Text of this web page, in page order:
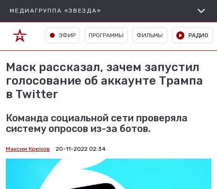
МЕДИАГРУППА «ЗВЕЗДА»
ЭФИР ПРОГРАММЫ ФИЛЬМЫ РАДИО
Маск рассказал, зачем запустил
голосование об аккаунте Трампа
в Twitter
Команда социальной сети проверяла
систему опросов из-за ботов.
Максим Крюков 20-11-2022 02:34